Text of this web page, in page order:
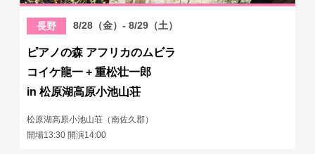
長野 8/28（金）- 8/29（土）
ピアノの森 アフリカのムビラ
コイケ龍一 + 重松壮一郎
in 松原湖高原小池山荘
松原湖高原小池山荘（南佐久郡）
開場13:30 開演14:00